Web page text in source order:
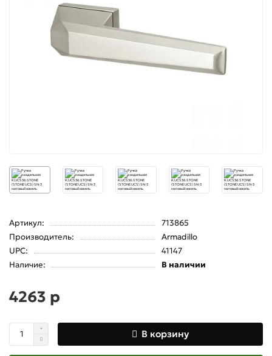
Артикул:
713865
Производитель:
Armadillo
UPC:
41147
Наличие:
В наличии
4263 р
В корзину